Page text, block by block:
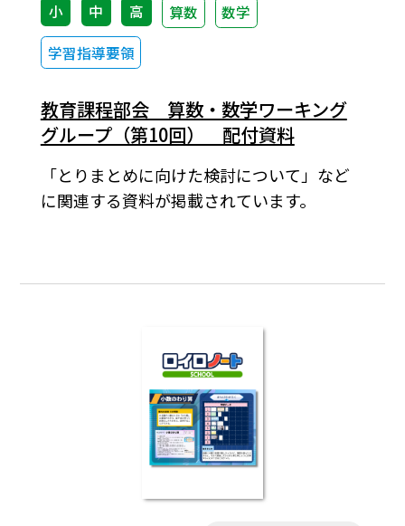
小 中 高 算数
数学
学習指導要領
教育課程部会 算数・数学ワーキング
グループ（第10回） 配付資料
「とりまとめに向けた検討について」など
に関連する資料が掲載されています。